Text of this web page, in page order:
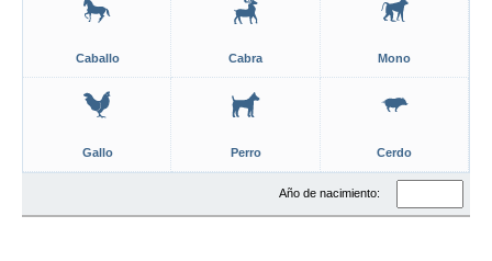
Caballo Cabra Mono
Gallo Perro Cerdo
Año de nacimiento: